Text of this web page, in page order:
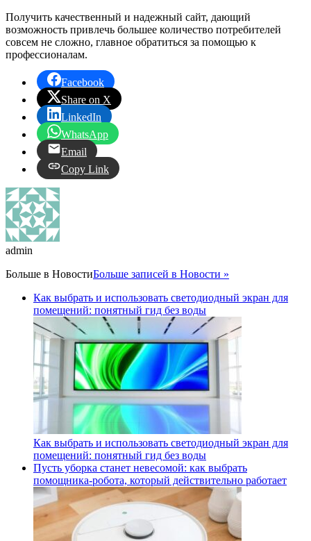
Получить качественный и надежный сайт, дающий
возможность привлечь большее количество потребителей
совсем не сложно, главное обратиться за помощью к
профессионалам.
Facebook
Share on X
LinkedIn
WhatsApp
Email
Copy Link
admin
Больше в НовостиБольше записей в Новости »
Как выбрать и использовать светодиодный экран для
помещений: понятный гид без воды
Как выбрать и использовать светодиодный экран для
помещений: понятный гид без воды
Пусть уборка станет невесомой: как выбрать
помощника‑робота, который действительно работает